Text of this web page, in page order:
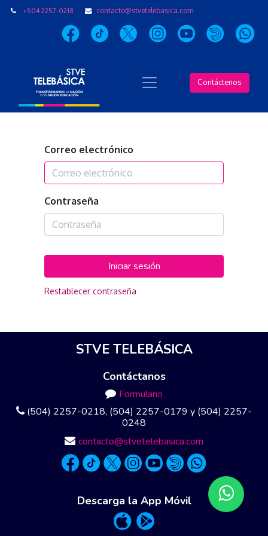
+504 2257-0218 contacto@stvetelebasica.com
Contáctenos
Correo electrónico
Contraseña
Iniciar sesión
Restablecer contraseña
STVE TELEBÁSICA
Contáctanos
Formulario
(504) 2257-0218, (504) 2257-0179 y (504) 2257-
0248
contacto@stvetelebasica.com
Descarga la App Móvil